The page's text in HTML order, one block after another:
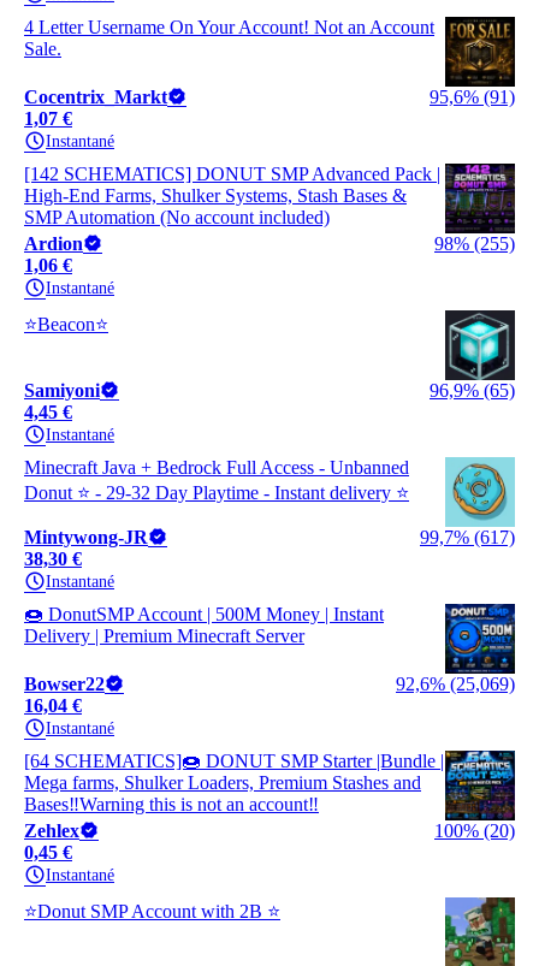
4 Letter Username On Your Account! Not an Account
Sale.
Cocentrix_Markt
95,6% (91)
1,07 €
Instantané
[142 SCHEMATICS] DONUT SMP Advanced Pack |
High-End Farms, Shulker Systems, Stash Bases &
SMP Automation (No account included)
Ardion
98% (255)
1,06 €
Instantané
⭐Beacon⭐
Samiyoni
96,9% (65)
4,45 €
Instantané
Minecraft Java + Bedrock Full Access - Unbanned
Donut ⭐ - 29-32 Day Playtime - Instant delivery ⭐
Mintywong-JR
99,7% (617)
38,30 €
Instantané
🍩 DonutSMP Account | 500M Money | Instant
Delivery | Premium Minecraft Server
Bowser22
92,6% (25,069)
16,04 €
Instantané
[64 SCHEMATICS]🍩 DONUT SMP Starter |Bundle |
Mega farms, Shulker Loaders, Premium Stashes and
Bases‼️Warning this is not an account‼️
Zehlex
100% (20)
0,45 €
Instantané
⭐Donut SMP Account with 2B ⭐